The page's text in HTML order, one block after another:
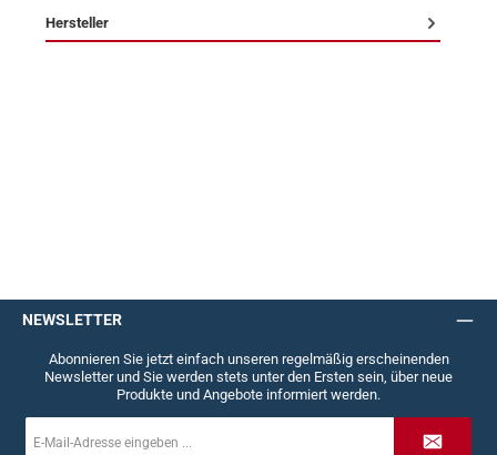
Hersteller
NEWSLETTER
Abonnieren Sie jetzt einfach unseren regelmäßig erscheinenden
Newsletter und Sie werden stets unter den Ersten sein, über neue
Produkte und Angebote informiert werden.
Mail-